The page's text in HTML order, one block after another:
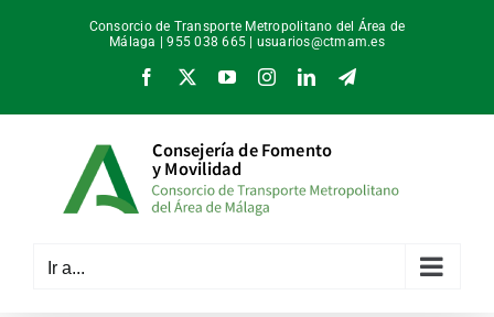
Consorcio de Transporte Metropolitano del Área de
Málaga | 955 038 665 | usuarios@ctmam.es
Facebook
X YouTubeInstagramLinkedInTelegram
Ir a...